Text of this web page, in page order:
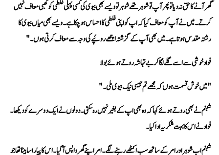
رشتہ مقدس ہوتا ہے۔ میں بھی آپ کے گزشتہ اچھے روئپے کی وجہ سے معاف کرتی ہوں۔"
فواد خوشی سے اسے گلے لگا کر بے تہاشہ روتے ہوئے بولا
"میں خوش قسمت ہوں کہ مجھے تم جیسی نیک بیوی ملی۔"
فواد نے اس کا بہت شکریہ ادا کیا۔